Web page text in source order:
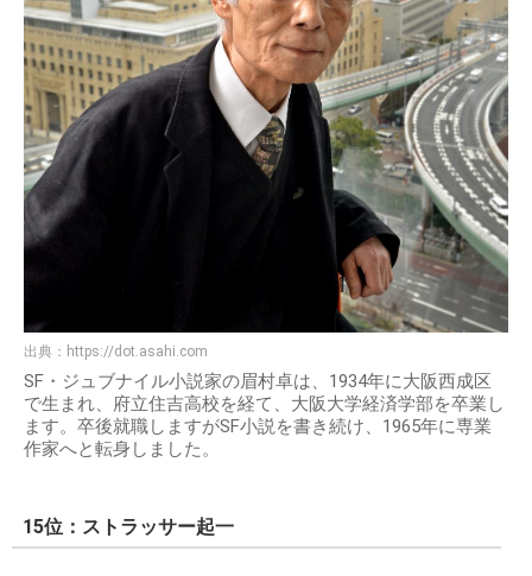
出典： https://dot.asahi.com
SF・ジュブナイル小説家の眉村卓は、1934年に大阪西成区
で生まれ、府立住吉高校を経て、大阪大学経済学部を卒業し
ます。卒後就職しますがSF小説を書き続け、1965年に専業
作家へと転身しました。
15位：ストラッサー起一